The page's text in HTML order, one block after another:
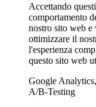
Accettando
comportamento
nostro sito web
ottimizzare il
l'esperienza
questo sito web
Google
A/B-Testing